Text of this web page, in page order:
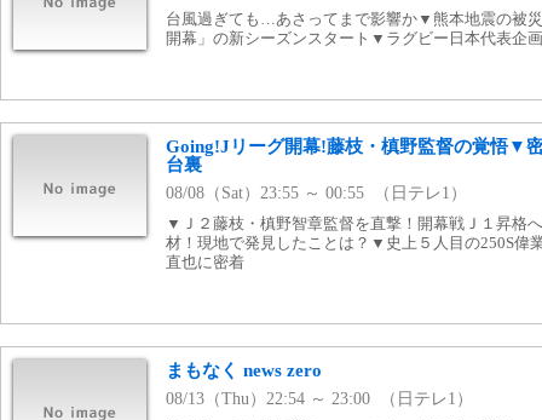
台風過ぎても…あさってまで影響か▼熊本地震の被
開幕」の新シーズンスタート▼ラグビー日本代表企
Going!Jリーグ開幕!藤枝・槙野監督の覚悟▼
台裏
08/08（Sat）23:55 ～ 00:55 （日テレ1）
▼Ｊ２藤枝・槙野智章監督を直撃！開幕戦Ｊ１昇格
材！現地で発見したことは？▼史上５人目の250S偉
直也に密着
まもなく news zero
08/13（Thu）22:54 ～ 23:00 （日テレ1）